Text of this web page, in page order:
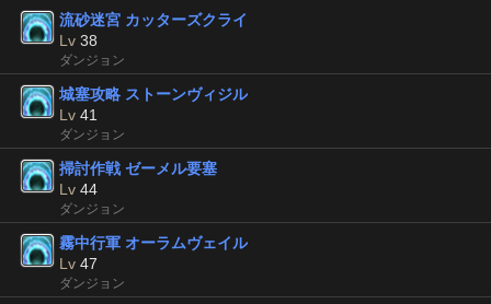
流砂迷宮 カッターズクライ
Lv 38
ダンジョン
城塞攻略 ストーンヴィジル
Lv 41
ダンジョン
掃討作戦 ゼーメル要塞
Lv 44
ダンジョン
霧中行軍 オーラムヴェイル
Lv 47
ダンジョン